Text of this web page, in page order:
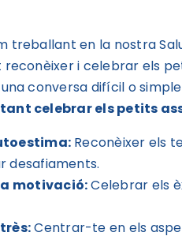
treballant en la nostra
i celebrar els
conversa difícil o
celebrar els petits
Reconèixer els
desafiaments.
motivació:Celebrar els
Centrar-te en els